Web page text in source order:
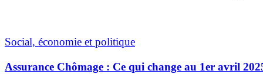
Social, économie et politique
Assurance Chômage : Ce qui change au 1er avril